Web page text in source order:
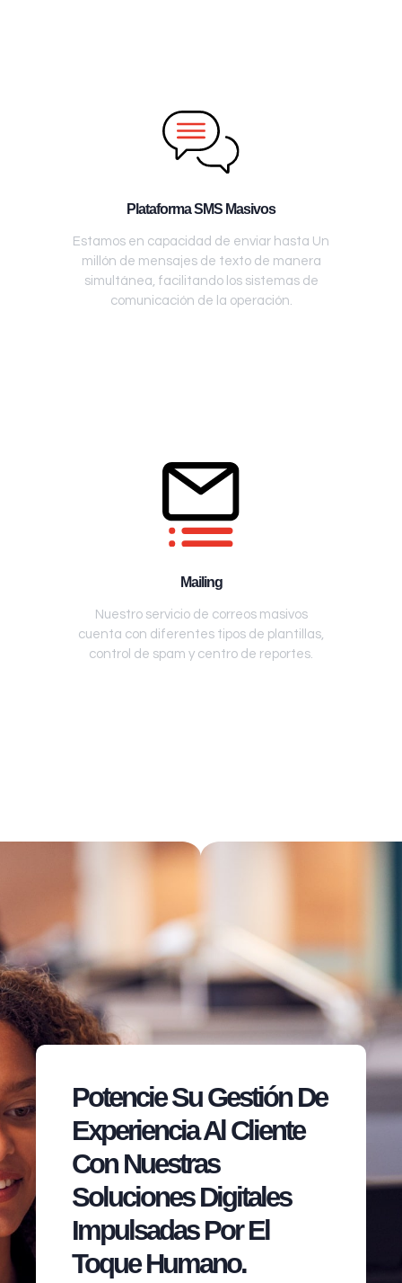
Plataforma SMS Masivos
Estamos en capacidad de enviar hasta Un
millón de mensajes de texto de manera
simultánea, facilitando los sistemas de
comunicación de la operación.
Mailing
Nuestro servicio de correos masivos
cuenta con diferentes tipos de plantillas,
control de spam y centro de reportes.
Potencie Su Gestión De
Experiencia Al Cliente
Con Nuestras
Soluciones Digitales
Impulsadas Por El
Toque Humano.